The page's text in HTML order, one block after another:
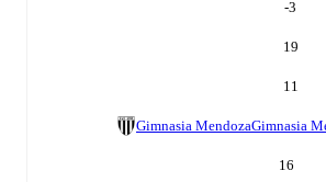
-3
19
11
Gimnasia MendozaGimnasia
16